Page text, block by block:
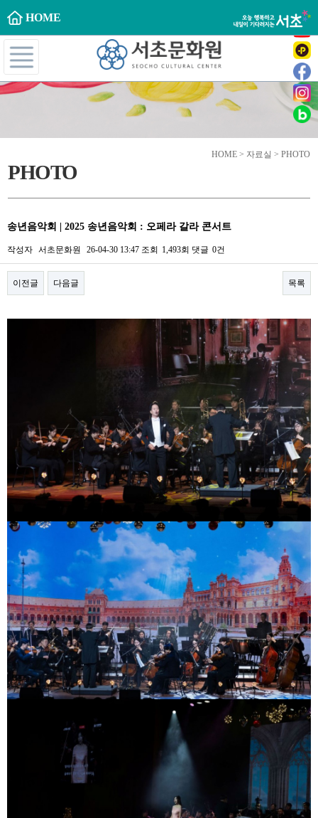
HOME
HOME > 자료실 > PHOTO
PHOTO
송년음악회 | 2025 송년음악회 : 오페라 갈라 콘서트
작성자 서초문화원 26-04-30 13:47 조회 1,493회 댓글 0건
이전글 다음글 목록
본문